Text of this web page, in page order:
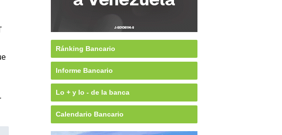
Ránking Bancario
Informe Bancario
Lo + y lo - de la banca
Calendario Bancario